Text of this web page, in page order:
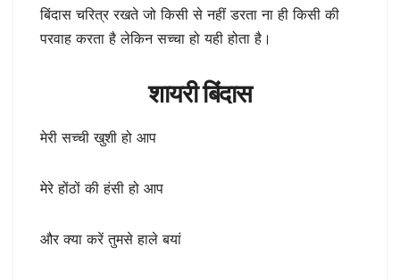
बिंदास चरित्र रखते जो किसी से नहीं डरता ना ही किसी की
परवाह करता है लेकिन सच्चा हो यही होता है।
शायरी बिंदास
मेरी सच्ची खुशी हो आप
मेरे होंठों की हंसी हो आप
और क्या करें तुमसे हाले बयां